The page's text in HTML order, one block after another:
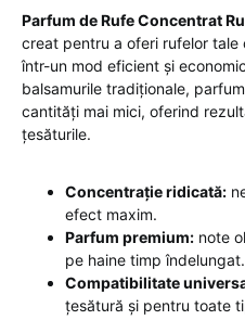
Parfum de Rufe Concentrat
creat pentru a oferi rufelor
într-un mod eficient și
balsamurile tradiționale,
cantități mai mici, oferind
țesăturile.
Concentrație ridicată:
efect maxim.
Parfum premium: note
pe haine timp îndelungat.
Compatibilitate
țesătură și pentru toate